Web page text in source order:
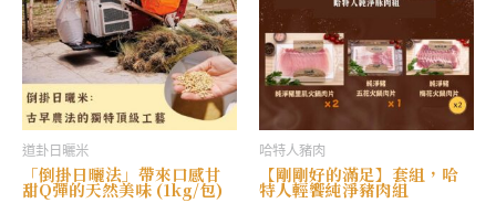
道卦日曬米
「倒掛日曬法」帶來口感甘
甜Q彈的天然美味 (1kg/包)
哈特人豬肉
【剛剛好的滿足】套組，哈
特人輕饗純淨豬肉組